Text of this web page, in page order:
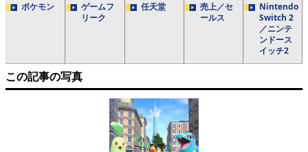
ポケモン
ゲームフ
リーク
任天堂
売上／セ
ールス
Nintendo
Switch 2
／ニンテ
ンドース
イッチ2
この記事の写真